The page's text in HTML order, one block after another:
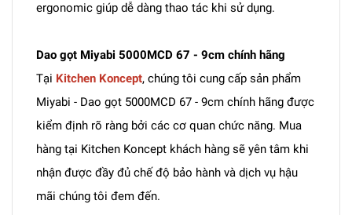
ergonomic giúp dễ dàng thao tác khi sử dụng.
Dao gọt Miyabi 5000MCD 67 - 9cm chính hãng
Tại Kitchen Koncept, chúng tôi cung cấp sản phẩm
Miyabi - Dao gọt 5000MCD 67 - 9cm chính hãng được
kiểm định rõ ràng bởi các cơ quan chức năng. Mua
hàng tại Kitchen Koncept khách hàng sẽ yên tâm khi
nhận được đầy đủ chế độ bảo hành và dịch vụ hậu
mãi chúng tôi đem đến.